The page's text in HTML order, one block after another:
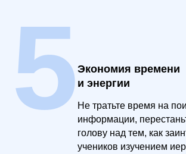
Экономия времени
и энергии
Не тратьте время на
информации,
голову над тем, как
учеников изучением
5